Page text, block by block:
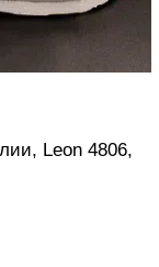
Leon 4806,